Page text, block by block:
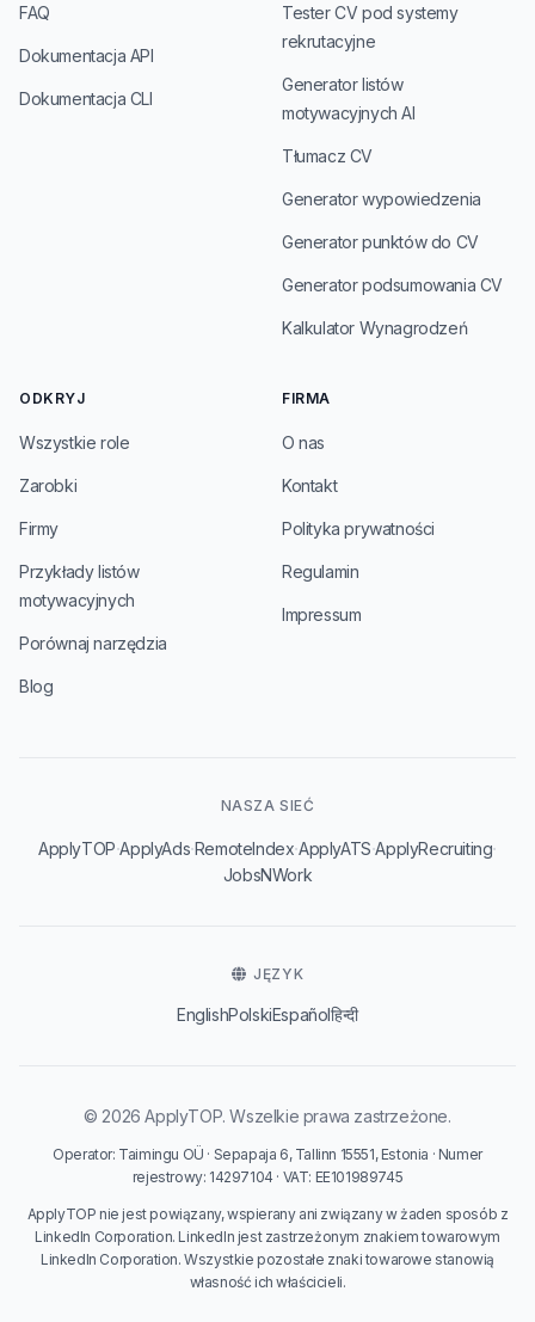
FAQ
Dokumentacja API
Dokumentacja CLI
Tester CV pod systemy
rekrutacyjne
Generator listów
motywacyjnych AI
Tłumacz CV
Generator wypowiedzenia
Generator punktów do CV
Generator podsumowania CV
Kalkulator Wynagrodzeń
ODKRYJ
Wszystkie role
Zarobki
Firmy
Przykłady listów
motywacyjnych
Porównaj narzędzia
Blog
FIRMA
O nas
Kontakt
Polityka prywatności
Regulamin
Impressum
NASZA SIEĆ
ApplyTOP·ApplyAds·RemoteIndex·ApplyATS·ApplyRecruiting·
JobsNWork
JĘZYK
EnglishPolskiEspañolहिन्दी
© 2026 ApplyTOP. Wszelkie prawa zastrzeżone.
Operator: Taimingu OÜ · Sepapaja 6, Tallinn 15551, Estonia · Numer
rejestrowy: 14297104 · VAT: EE101989745
ApplyTOP nie jest powiązany, wspierany ani związany w żaden sposób z
LinkedIn Corporation. LinkedIn jest zastrzeżonym znakiem towarowym
LinkedIn Corporation. Wszystkie pozostałe znaki towarowe stanowią
własność ich właścicieli.